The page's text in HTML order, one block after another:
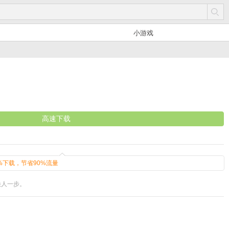
小游戏
高速下载
下载，节省90%流量
一步。